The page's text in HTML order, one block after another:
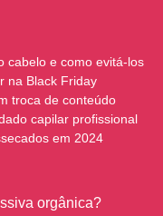
cabelo e como evitá-los
na Black Friday
troca de conteúdo
capilar profissional
em 2024
orgânica?